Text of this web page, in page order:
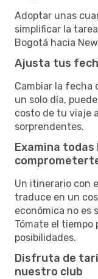
Adoptar unas
simplificar la
Bogotá hacia
Ajusta tus
Cambiar la fecha
un solo día,
costo de tu viaje
sorprendentes.
Examina
Un itinerario con
traduce en un
económica no es
Tómate el
posibilidades.
Disfruta de
nuestro club